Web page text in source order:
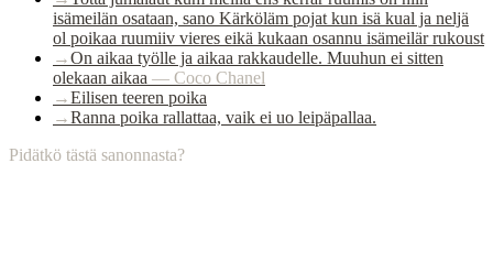
isämeilän osataan, sano Kärköläm pojat kun isä kual ja neljä
ol poikaa ruumiiv vieres eikä kukaan osannu isämeilär rukoust
→On aikaa työlle ja aikaa rakkaudelle. Muuhun ei sitten
olekaan aikaa — Coco Chanel
→Eilisen teeren poika
→Ranna poika rallattaa, vaik ei uo leipäpallaa.
Pidätkö tästä sanonnasta?